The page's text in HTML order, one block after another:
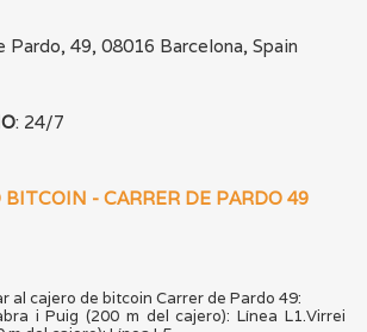
Pardo, 49, 08016 Barcelona, Spain
: 24/7
BITCOIN - CARRER DE PARDO 49
al cajero de bitcoin Carrer de Pardo 49:
i Puig (200 m del cajero): Línea L1.Virrei